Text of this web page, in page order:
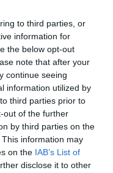
to third parties, or
information for
the below opt-out
note that after your
continue seeing
information utilized by
third parties prior to
out of the further
by third parties on the
This information may
on the IAB’s List of
disclose it to other
de egoistă este
să îi chem în cauză
locală, care nu au
tragedie”- a
Comunist al
de la P.D. a
şi de iubire faţă de o